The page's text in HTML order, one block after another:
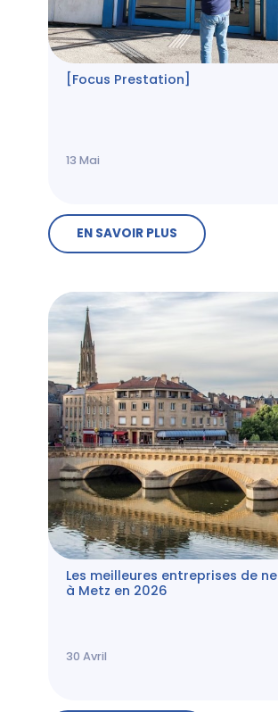
[Focus Prestation]
13 Mai
EN SAVOIR PLUS
Les meilleures entreprises de
à Metz en 2026
30 Avril